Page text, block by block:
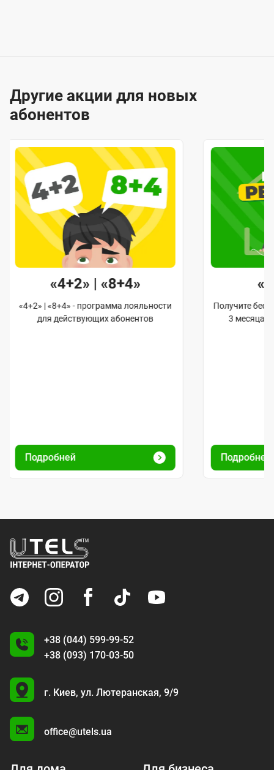
Другие акции для новых
абонентов
«4+2» | «8+4»
«4+2» | «8+4» - программа лояльности
для действующих абонентов
Подробней
Получите
3 месяца
Подробней
+38 (044) 599-99-52
+38 (093) 170-03-50
U
г. Киев, ул. Лютеранская, 9/9
office@utels.ua